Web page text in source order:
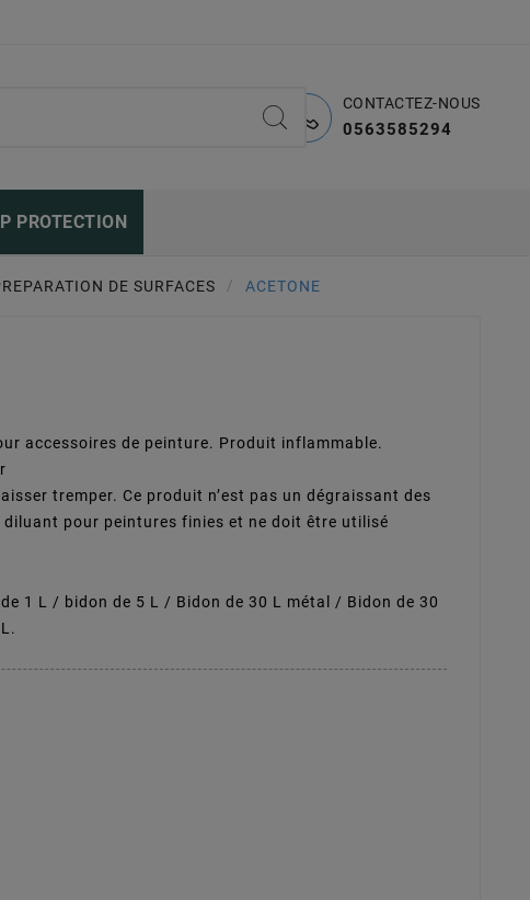
CONTACTEZ-NOUS
0563585294
PROTECTION
DE SURFACES ACETONE
accessoires de peinture. Produit inflammable.
tremper. Ce produit n’est pas un dégraissant des
diluant pour peintures finies et ne doit être utilisé
1 L / bidon de 5 L / Bidon de 30 L métal / Bidon de 30